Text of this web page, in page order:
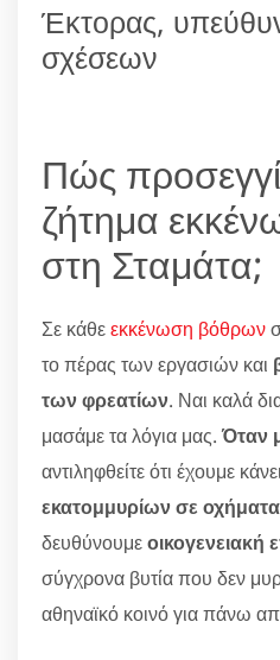
Έκτορας,
σχέσεων
Πώς
ζήτημα
στη Σταμάτα;
Σε κάθεεκκένωση βόθρων
το πέρας των εργασιών και
των φρεατίων. Ναι καλά
μασάμε τα λόγια μας.Όταν
αντιληφθείτε ότι έχουμε κάνει
εκατομμυρίων σε οχήματα
δευθύνουμεοικογενειακή
σύγχρονα βυτία που δεν
αθηναϊκό κοινό για πάνω